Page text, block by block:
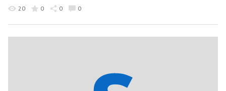
20 0 0 0